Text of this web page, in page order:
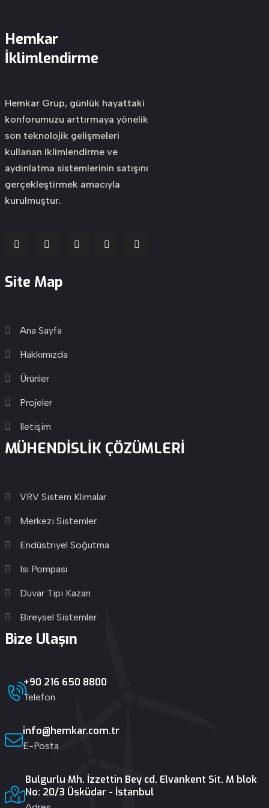
Hemkar
İklimlendirme
Hemkar Grup, günlük hayattaki
konforumuzu arttırmaya yönelik
son teknolojik gelişmeleri
kullanan iklimlendirme ve
aydınlatma sistemlerinin satışını
gerçekleştirmek amacıyla
kurulmuştur.
Site Map
Ana Sayfa
Hakkımızda
Ürünler
Projeler
Iletişim
MÜHENDİSLİK ÇÖZÜMLERİ
VRV Sistem Klimalar
Merkezi Sistemler
Endüstriyel Soğutma
Isı Pompası
Duvar Tipi Kazan
Bireysel Sistemler
Bize Ulaşın
+90 216 650 8800
Telefon
info@hemkar.com.tr
E-Posta
Bulgurlu Mh. İzzettin Bey cd. Elvankent Sit. M blok
No: 20/3 Üsküdar - İstanbul